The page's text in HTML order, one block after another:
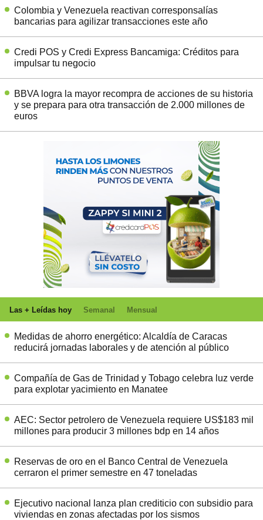
Colombia y Venezuela reactivan corresponsalías
bancarias para agilizar transacciones este año
Credi POS y Credi Express Bancamiga: Créditos para
impulsar tu negocio
BBVA logra la mayor recompra de acciones de su historia
y se prepara para otra transacción de 2.000 millones de
euros
Las + Leídas hoy Semanal Mensual
Medidas de ahorro energético: Alcaldía de Caracas
reducirá jornadas laborales y de atención al público
Compañía de Gas de Trinidad y Tobago celebra luz verde
para explotar yacimiento en Manatee
AEC: Sector petrolero de Venezuela requiere US$183 mil
millones para producir 3 millones bdp en 14 años
Reservas de oro en el Banco Central de Venezuela
cerraron el primer semestre en 47 toneladas
Ejecutivo nacional lanza plan crediticio con subsidio para
viviendas en zonas afectadas por los sismos